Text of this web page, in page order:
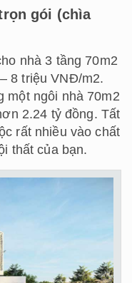
gói (chìa
nhà 3 tầng 70m2
8 triệu VNĐ/m2.
một ngôi nhà 70m2
2.24 tỷ đồng. Tất
rất nhiều vào chất
thất của bạn.